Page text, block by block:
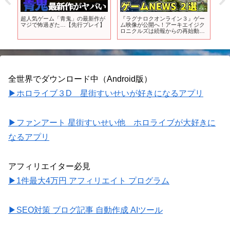
超人気ゲーム「青鬼」の最新作が
マジで怖過ぎた…【先行プレイ】
『ラグナロクオンライン３』ゲー
ム映像が公開へ！アーキエイジク
ロニクルズは続報からの再始動
全世界でダウンロード中（Android版）
▶ホロライブ３D 星街すいせいが好きになるアプリ
▶ファンアート 星街すいせい他 ホロライブが大好きに
なるアプリ
アフィリエイター必見
▶1件最大4万円 アフィリエイト プログラム
▶SEO対策 ブログ記事 自動作成 AIツール